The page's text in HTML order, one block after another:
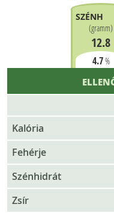
(gramm)
12.8
4.7%
Kalória
Fehérje
Szénhidrát
Zsír